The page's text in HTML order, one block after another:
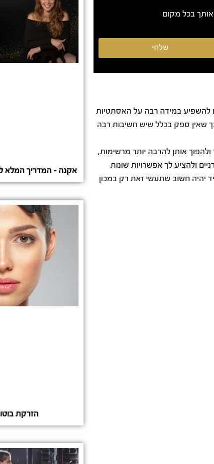
בכל מקום
שלחי
להשפיע במידה רבה על האסתטיות
שאין ספק בכלל שיש חשיבות רבה
אותן להרבה יותר מרשימות,
ולהציע לך אפשרויות שונות
יהיה חשוב שתעשי זאת רק במכון
אקנה – המדריך המלא
הזרקת